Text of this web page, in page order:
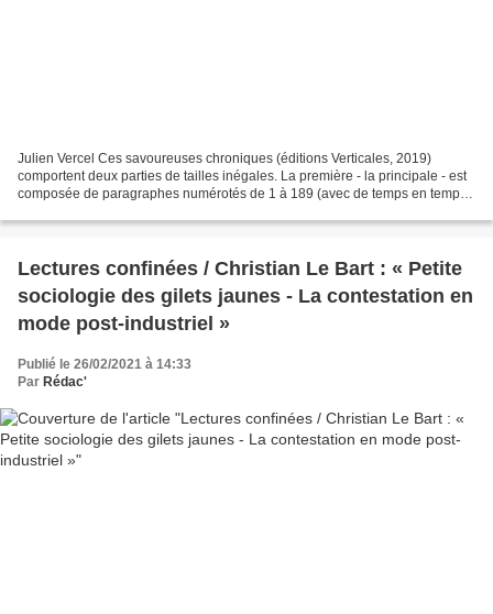
Julien Vercel Ces savoureuses chroniques (éditions Verticales, 2019)
comportent deux parties de tailles inégales. La première - la principale - est
composée de paragraphes numérotés de 1 à 189 (avec de temps en temps
Lectures confinées / Christian Le Bart : « Petite
sociologie des gilets jaunes - La contestation en
mode post-industriel »
Publié le 26/02/2021 à 14:33
Par Rédac'